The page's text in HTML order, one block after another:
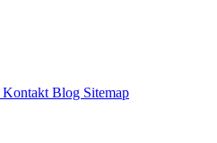
Kontakt Blog Sitemap